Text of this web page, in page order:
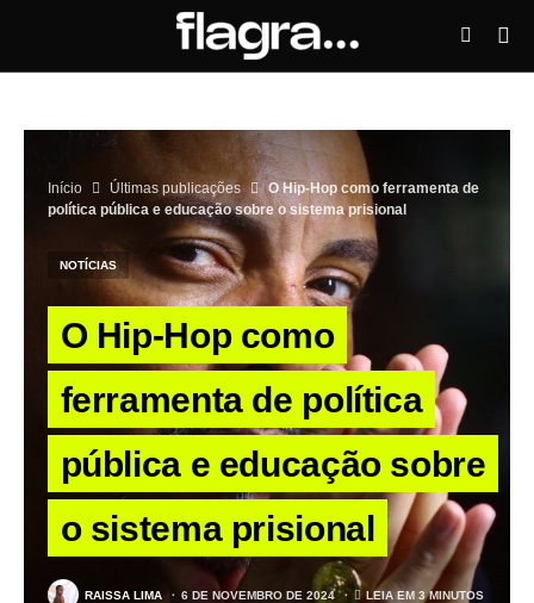
Início Últimas publicações
O Hip-Hop como ferramenta de
política pública e educação sobre o sistema prisional
NOTÍCIAS
O Hip-Hop como
ferramenta de política
pública e educação sobre
o sistema prisional
RAISSA LIMA 6 DE NOVEMBRO DE 2024 LEIA EM 3 MINUTOS